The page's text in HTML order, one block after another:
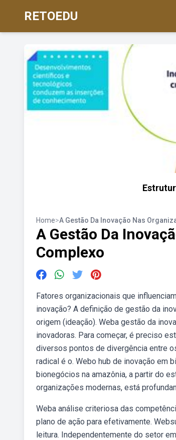
RETOEDU
Home>A Gestão Da Inovação Nas
A Gestão Da
Complexo
Fatores organizacionais que
inovação? A definição de gestão da
origem (ideação). Weba gestão da
inovadoras. Para começar, é preciso
diversos pontos de divergência entre
radical é o. Webo hub de inovação em
bionegócios na amazônia, a partir do
organizações modernas, está
Weba análise criteriosa das
plano de ação para efetivamente.
leitura. Independentemente do setor